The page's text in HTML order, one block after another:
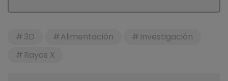
3D Alimentación
Investigación
Rayos X